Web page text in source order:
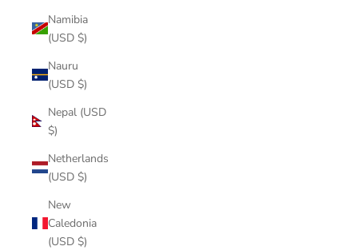
Namibia
(USD $)
Nauru
(USD $)
Nepal (USD
$)
Netherlands
(USD $)
New
Caledonia
(USD $)